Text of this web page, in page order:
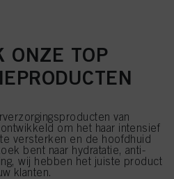
ONZE TOP
van
om het haar intensief
versterken en de hoofdhuid
bent naar hydratatie, anti-
wij hebben het juiste product
klanten.